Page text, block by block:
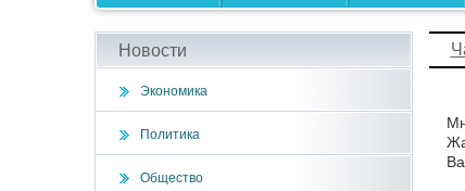
Новости
Экономика
Политика
Общество